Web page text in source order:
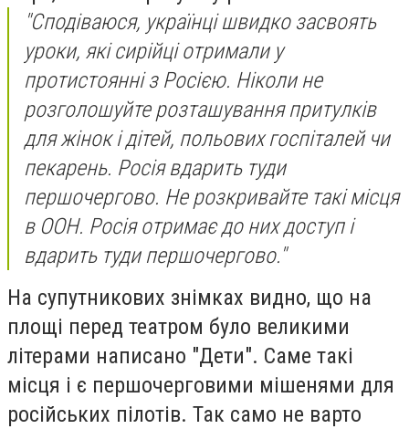
"Сподіваюся, українці швидко засвоять
уроки, які сирійці отримали у
протистоянні з Росією. Ніколи не
розголошуйте розташування притулків
для жінок і дітей, польових госпіталей чи
пекарень. Росія вдарить туди
першочергово. Не розкривайте такі місця
в ООН. Росія отримає до них доступ і
вдарить туди першочергово."
На супутникових знімках видно, що на
площі перед театром було великими
літерами написано "Дети". Саме такі
місця і є першочерговими мішенями для
російських пілотів. Так само не варто